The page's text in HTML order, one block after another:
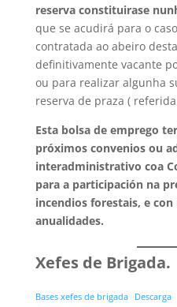
reserva constituirase
que se acudirá para o
contratada ao abeiro
definitivamente vacante
ou para realizar algunha
reserva de praza (
Esta bolsa de emprego
próximos convenios ou
interadministrativo coa
para a participación na
incendios forestais, e
anualidades.
Xefes de Brigada.
Bases xefes de brigada
Descarga